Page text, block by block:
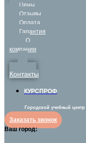
Цены
Отзывы
Оплата
Гарантия
О
компании
Контакты
КУРСПРОФ
Городской учебный центр
Заказать звонок
Ваш город: